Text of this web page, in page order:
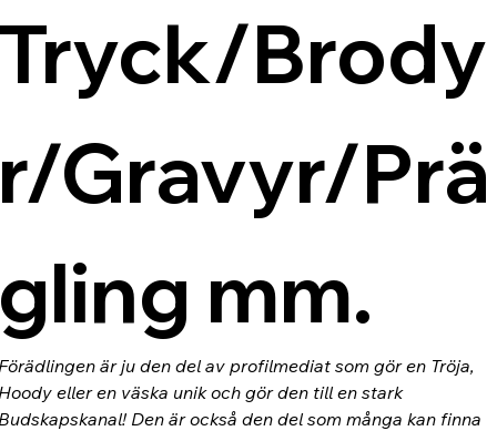
Brody
Gravyr/Prä
mm.
är ju den del av profilmediat som gör en Tröja,
eller en väska unik och gör den till en stark
Den är också den del som många kan finna